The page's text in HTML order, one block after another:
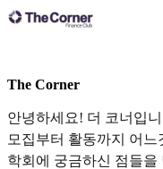
The Corner
안녕하세요! 더 코너입
모집부터 활동까지 어느
학회에 궁금하신 점들을